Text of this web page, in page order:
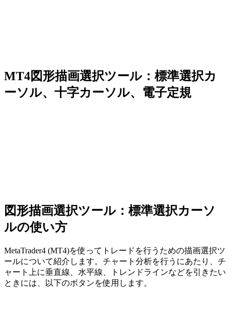
MT4図形描画選択ツール：標準選択カ
ーソル、十字カーソル、電子定規
図形描画選択ツール：標準選択カーソ
ルの使い方
MetaTrader4 (MT4)を使ってトレードを行うための描画選択ツ
ールについて紹介します。チャート分析を行うにあたり、チ
ャート上に垂直線、水平線、トレンドラインなどを引きたい
ときには、以下のボタンを使用します。